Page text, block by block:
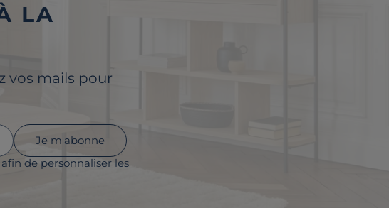
LA
vos mails pour
de personnaliser les
Je m'abonne